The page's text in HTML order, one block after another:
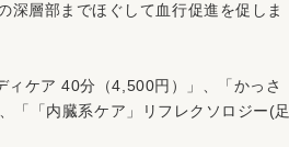
深層部までほぐして血行促進を促しま
ケア 40分（4,500円）」、「かっさ
「「内臓系ケア」リフレクソロジー(足